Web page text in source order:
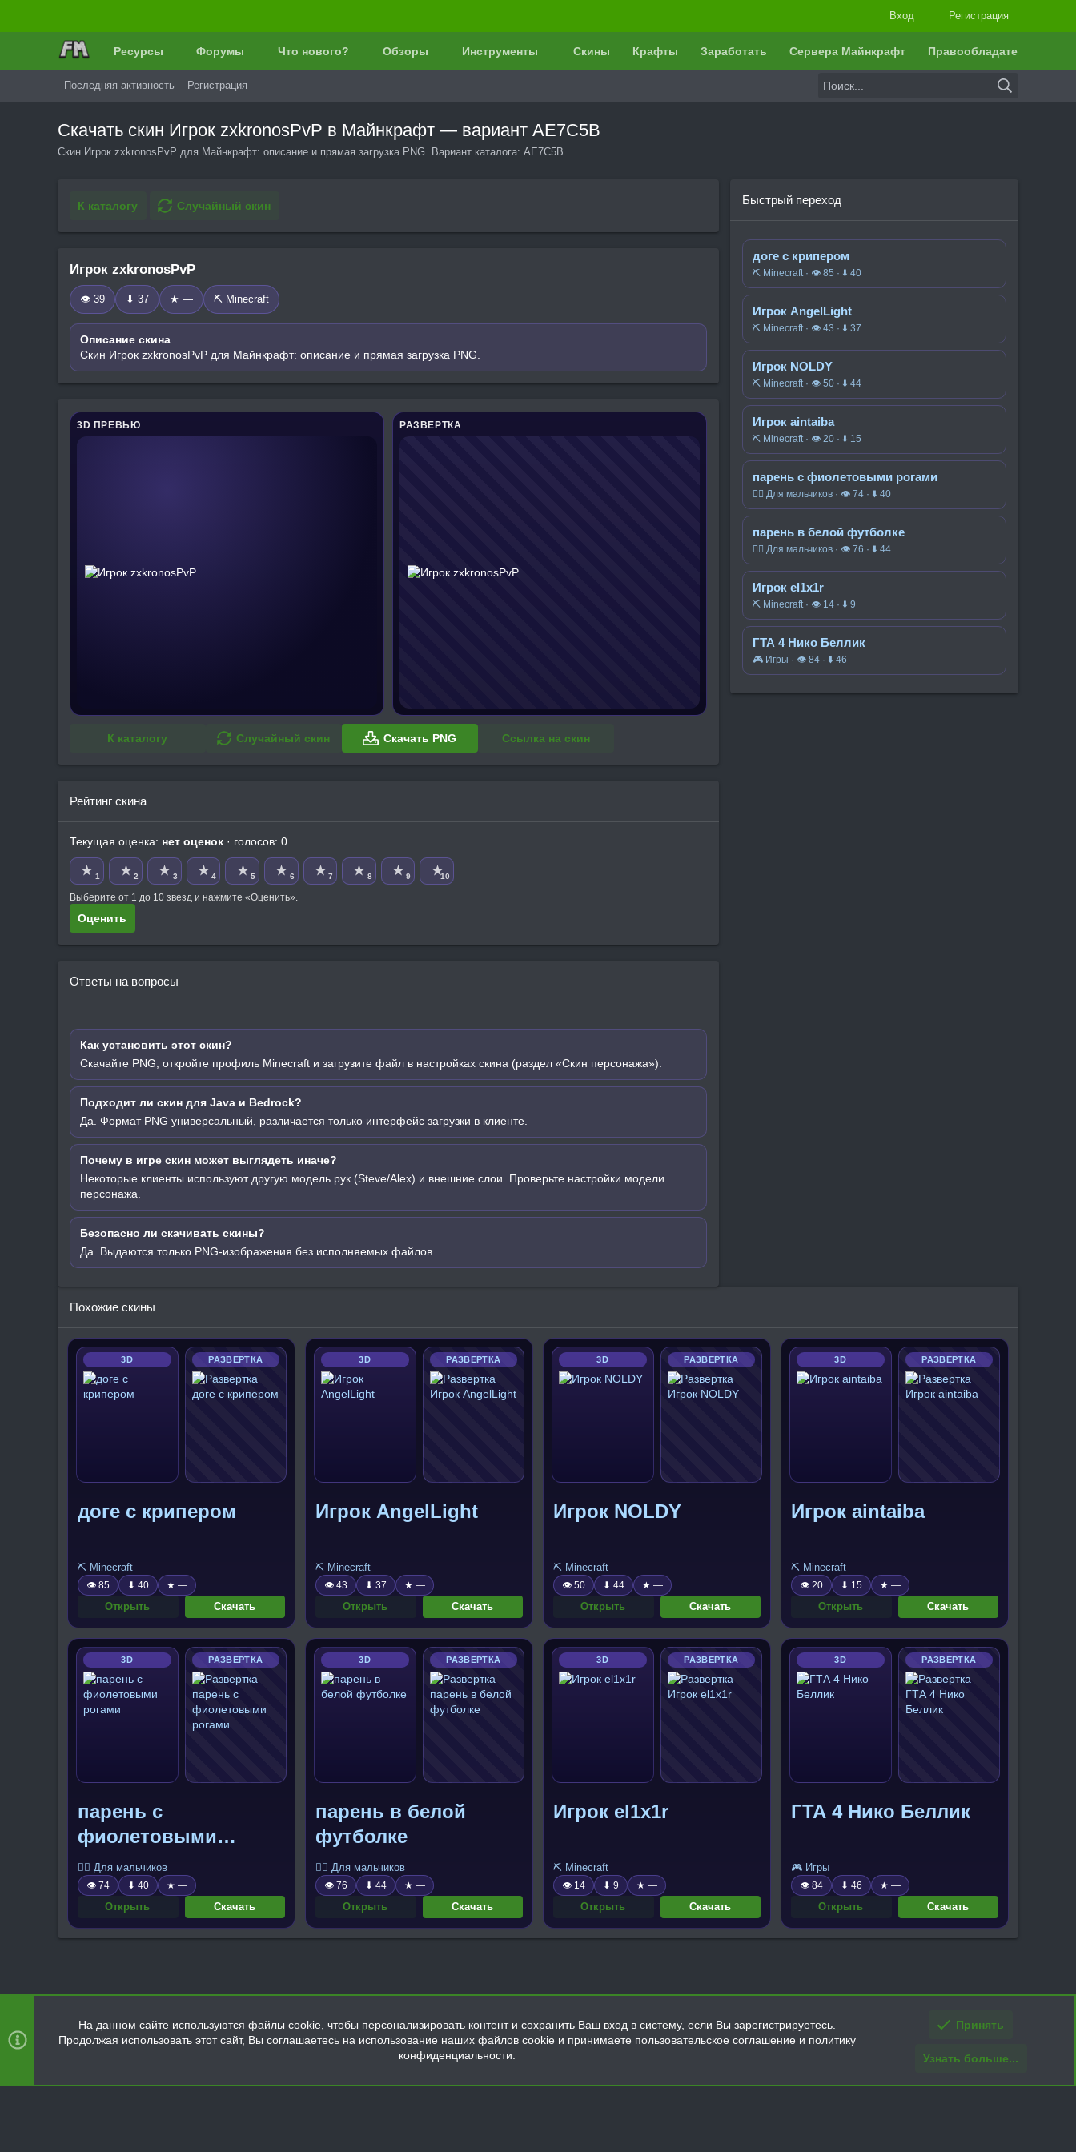
Вход Регистрация
Ресурсы Форумы Что нового? Обзоры Инструменты Скины Крафты Заработать Сервера Майнкрафт Правообладателям
Последняя активность Регистрация
Скачать скин Игрок zxkronosPvP в Майнкрафт — вариант AE7C5B
Скин Игрок zxkronosPvP для Майнкрафт: описание и прямая загрузка PNG. Вариант каталога: AE7C5B.
К каталогу Случайный скин
Игрок zxkronosPvP
👁 39 ⬇ 37 ★ — ⛏️ Minecraft
Описание скина
Скин Игрок zxkronosPvP для Майнкрафт: описание и прямая загрузка PNG.
3D ПРЕВЬЮ РАЗВЕРТКА
К каталогу Случайный скин Скачать PNG Ссылка на скин
Рейтинг скина
Текущая оценка: нет оценок · голосов: 0
★ 1 ★ 2 ★ 3 ★ 4 ★ 5 ★ 6 ★ 7 ★ 8 ★ 9 ★10
Выберите от 1 до 10 звезд и нажмите «Оценить».
Оценить
Ответы на вопросы
Как установить этот скин?
Скачайте PNG, откройте профиль Minecraft и загрузите файл в настройках скина (раздел «Скин персонажа»).
Подходит ли скин для Java и Bedrock?
Да. Формат PNG универсальный, различается только интерфейс загрузки в клиенте.
Почему в игре скин может выглядеть иначе?
Некоторые клиенты используют другую модель рук (Steve/Alex) и внешние слои. Проверьте настройки модели
персонажа.
Безопасно ли скачивать скины?
Да. Выдаются только PNG-изображения без исполняемых файлов.
Быстрый переход
доге с крипером
⛏️ Minecraft · 👁 85 · ⬇ 40
Игрок AngelLight
⛏️ Minecraft · 👁 43 · ⬇ 37
Игрок NOLDY
⛏️ Minecraft · 👁 50 · ⬇ 44
Игрок aintaiba
⛏️ Minecraft · 👁 20 · ⬇ 15
парень с фиолетовыми рогами
🧍‍♂️ Для мальчиков · 👁 74 · ⬇ 40
парень в белой футболке
🧍‍♂️ Для мальчиков · 👁 76 · ⬇ 44
Игрок el1x1r
⛏️ Minecraft · 👁 14 · ⬇ 9
ГТА 4 Нико Беллик
🎮 Игры · 👁 84 · ⬇ 46
Похожие скины
3D РАЗВЕРТКА
доге с крипером
⛏️ Minecraft
👁 85 ⬇ 40 ★ —
Открыть Скачать
3D РАЗВЕРТКА
Игрок AngelLight
⛏️ Minecraft
👁 43 ⬇ 37 ★ —
Открыть Скачать
3D РАЗВЕРТКА
Игрок NOLDY
⛏️ Minecraft
👁 50 ⬇ 44 ★ —
Открыть Скачать
3D РАЗВЕРТКА
Игрок aintaiba
⛏️ Minecraft
👁 20 ⬇ 15 ★ —
Открыть Скачать
3D РАЗВЕРТКА
парень с
фиолетовыми
рогами
🧍‍♂️ Для мальчиков
👁 74 ⬇ 40 ★ —
Открыть Скачать
3D РАЗВЕРТКА
парень в белой
футболке
🧍‍♂️ Для мальчиков
👁 76 ⬇ 44 ★ —
Открыть Скачать
3D РАЗВЕРТКА
Игрок el1x1r
⛏️ Minecraft
👁 14 ⬇ 9 ★ —
Открыть Скачать
3D РАЗВЕРТКА
ГТА 4 Нико Беллик
🎮 Игры
👁 84 ⬇ 46 ★ —
Открыть Скачать
Главная
R
S
На данном сайте используются файлы cookie, чтобы персонализировать контент и сохранить Ваш вход в систему, если Вы зарегистрируетесь.
Продолжая использовать этот сайт, Вы соглашаетесь на использование наших файлов cookie и принимаете пользовательское соглашение и политику
конфиденциальности.
Принять
Узнать больше...